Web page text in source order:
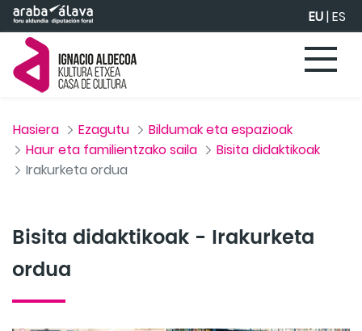
Eduki nagusira joan EU|ES
Hasiera Ezagutu
Bildumak eta espazioak
Haur eta familientzako saila
Bisita didaktikoak
Irakurketa ordua
Bisita didaktikoak - Irakurketa
ordua